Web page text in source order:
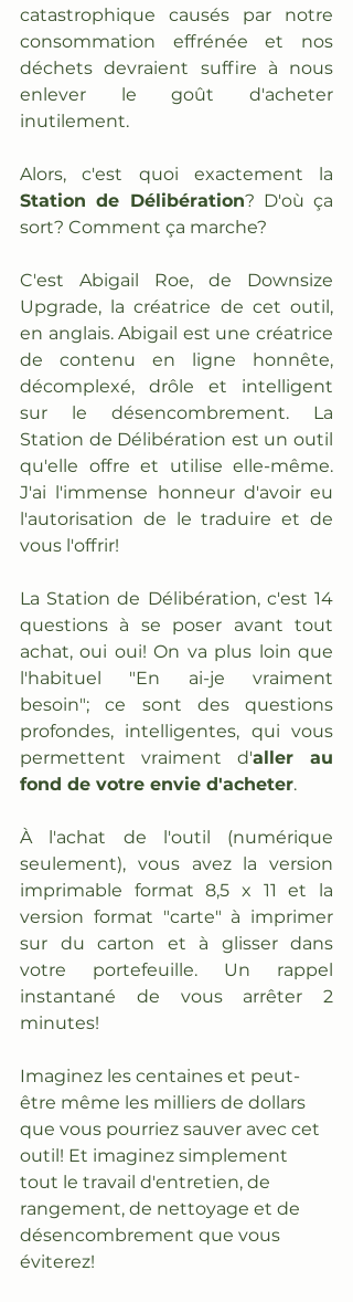
catastrophique causés par notre
consommation effrénée et nos
déchets devraient suffire à nous
enlever le goût d'acheter
inutilement.
Station de Délibération? D'où ça
sort? Comment ça marche?
C'est Abigail Roe, de Downsize
Upgrade, la créatrice de cet outil,
en anglais. Abigail est une créatrice
de contenu en ligne honnête,
décomplexé, drôle et intelligent
sur le désencombrement. La
Station de Délibération est un outil
qu'elle offre et utilise elle-même.
J'ai l'immense honneur d'avoir eu
l'autorisation de le traduire et de
vous l'offrir!
La Station de Délibération, c'est 14
questions à se poser avant tout
achat, oui oui! On va plus loin que
l'habituel "En ai-je vraiment
besoin"; ce sont des questions
profondes, intelligentes, qui vous
permettent vraiment d'aller au
fond de votre envie d'acheter.
À l'achat de l'outil (numérique
seulement), vous avez la version
imprimable format 8,5 x 11 et la
version format "carte" à imprimer
sur du carton et à glisser dans
votre portefeuille. Un rappel
instantané de vous arrêter 2
minutes!
Imaginez les centaines et peut-
être même les milliers de dollars
que vous pourriez sauver avec cet
outil! Et imaginez simplement
tout le travail d'entretien, de
rangement, de nettoyage et de
désencombrement que vous
éviterez!